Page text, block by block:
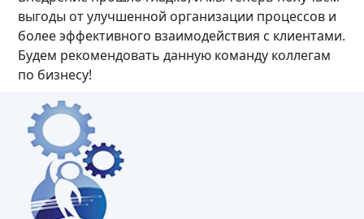
выгоды от улучшенной организации процессов и
более эффективного взаимодействия с клиентами.
Будем рекомендовать данную команду коллегам
по бизнесу!